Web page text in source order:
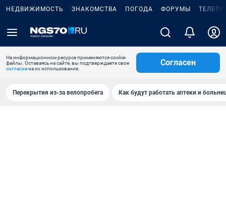
НЕДВИЖИМОСТЬ ЗНАКОМСТВА ПОГОДА ФОРУМЫ
На информационном ресурсе применяются cookie-
файлы. Оставаясь на сайте, вы подтверждаете свое
согласиена их использование.
Согласен
Перекрытия из-за велопробега Как будут работать аптеки и